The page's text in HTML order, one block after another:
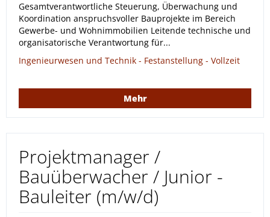
Gesamtverantwortliche Steuerung, Überwachung und
Koordination anspruchsvoller Bauprojekte im Bereich
Gewerbe- und Wohnimmobilien Leitende technische und
organisatorische Verantwortung für...
Ingenieurwesen und Technik - Festanstellung - Vollzeit
Mehr
Projektmanager /
Bauüberwacher / Junior -
Bauleiter (m/w/d)